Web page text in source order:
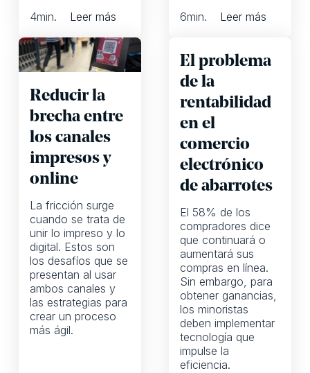
4min. Leer más
6min. Leer más
Reducir la
brecha entre
los canales
impresos y
online
La fricción surge
cuando se trata de
unir lo impreso y lo
digital. Estos son
los desafíos que se
presentan al usar
ambos canales y
las estrategias para
crear un proceso
más ágil.
El problema
de la
rentabilidad
en el
comercio
electrónico
de abarrotes
El 58% de los
compradores dice
que continuará o
aumentará sus
compras en línea.
Sin embargo, para
obtener ganancias,
los minoristas
deben implementar
tecnología que
impulse la
eficiencia.